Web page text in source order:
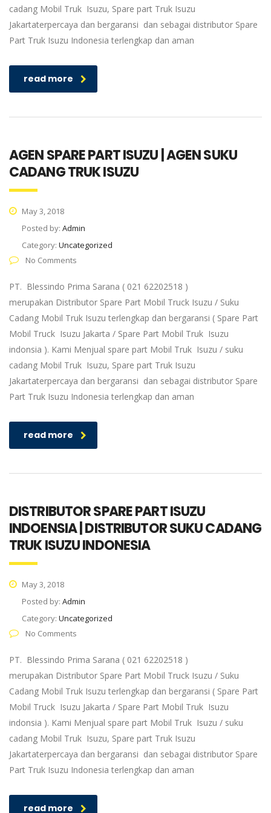
cadang Mobil Truk Isuzu, Spare part Truk Isuzu
Jakartaterpercaya dan bergaransi dan sebagai distributor Spare
Part Truk Isuzu Indonesia terlengkap dan aman
read more
AGEN SPARE PART ISUZU | AGEN SUKU
CADANG TRUK ISUZU
May 3, 2018
Posted by: Admin
Category: Uncategorized
No Comments
PT. Blessindo Prima Sarana ( 021 62202518 )
merupakan Distributor Spare Part Mobil Truck Isuzu / Suku
Cadang Mobil Truk Isuzu terlengkap dan bergaransi ( Spare Part
Mobil Truck Isuzu Jakarta / Spare Part Mobil Truk Isuzu
indonsia ). Kami Menjual spare part Mobil Truk Isuzu / suku
cadang Mobil Truk Isuzu, Spare part Truk Isuzu
Jakartaterpercaya dan bergaransi dan sebagai distributor Spare
Part Truk Isuzu Indonesia terlengkap dan aman
read more
DISTRIBUTOR SPARE PART ISUZU
INDOENSIA | DISTRIBUTOR SUKU CADANG
TRUK ISUZU INDONESIA
May 3, 2018
Posted by: Admin
Category: Uncategorized
No Comments
PT. Blessindo Prima Sarana ( 021 62202518 )
merupakan Distributor Spare Part Mobil Truck Isuzu / Suku
Cadang Mobil Truk Isuzu terlengkap dan bergaransi ( Spare Part
Mobil Truck Isuzu Jakarta / Spare Part Mobil Truk Isuzu
indonsia ). Kami Menjual spare part Mobil Truk Isuzu / suku
cadang Mobil Truk Isuzu, Spare part Truk Isuzu
Jakartaterpercaya dan bergaransi dan sebagai distributor Spare
Part Truk Isuzu Indonesia terlengkap dan aman
read more